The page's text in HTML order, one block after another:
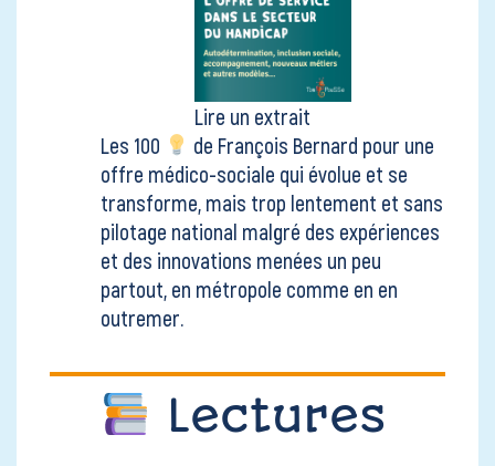
Lire un extrait
Les 100
de François Bernard pour une
offre médico-sociale qui évolue et se
transforme, mais trop lentement et sans
pilotage national malgré des expériences
et des innovations menées un peu
partout, en métropole comme en en
outremer.
Lectures